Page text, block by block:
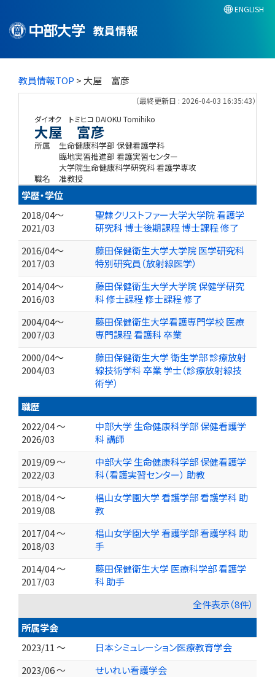
教員情報
ENGLISH
教員情報TOP > 大屋 富彦
（最終更新日 : 2026-04-03 16:35:43）
ダイオク トミヒコ DAIOKU Tomihiko
大屋 富彦
所属
生命健康科学部 保健看護学科
臨地実習推進部 看護実習センター
大学院生命健康科学研究科 看護学専攻
職名
准教授
学歴・学位
2018/04～
2021/03
聖隷クリストファー大学大学院 看護学
研究科 博士後期課程 博士課程 修了
2016/04～
2017/03
藤田保健衛生大学大学院 医学研究科
特別研究員（放射線医学）
2014/04～
2016/03
藤田保健衛生大学大学院 保健学研究
科 修士課程 修士課程 修了
2004/04～
2007/03
藤田保健衛生大学看護専門学校 医療
専門課程 看護科 卒業
2000/04～
2004/03
藤田保健衛生大学 衛生学部 診療放射
線技術学科 卒業 学士（診療放射線技
術学）
職歴
2022/04 ～
2026/03
中部大学 生命健康科学部 保健看護学
科 講師
2019/09 ～
2022/03
中部大学 生命健康科学部 保健看護学
科（看護実習センター） 助教
2018/04 ～
2019/08
椙山女学園大学 看護学部 看護学科 助
教
2017/04 ～
2018/03
椙山女学園大学 看護学部 看護学科 助
手
2014/04 ～
2017/03
藤田保健衛生大学 医療科学部 看護学
科 助手
全件表示（8件）
所属学会
2023/11 ～
日本シミュレーション医療教育学会
2023/06 ～
せいれい看護学会